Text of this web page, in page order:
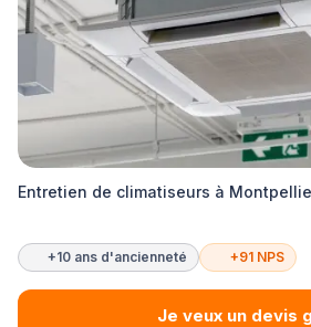
Entretien de climatiseurs à
+10 ans d'ancienneté +91 NPS
Je veux un devis